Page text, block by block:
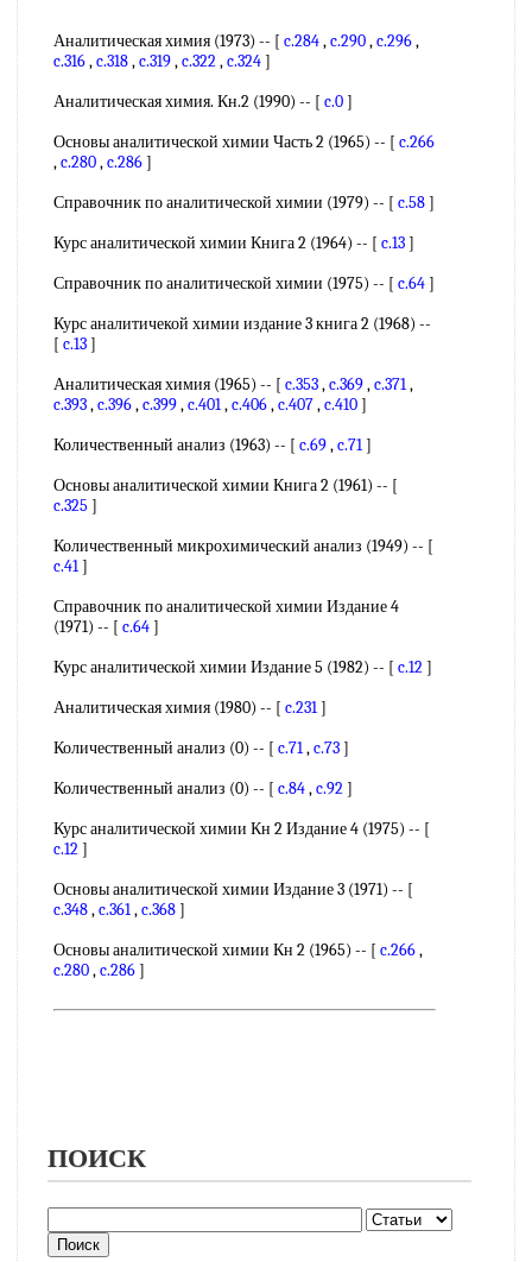
Аналитическая химия (1973) -- [ c.284,c.290,c.296,
c.316,c.318,c.319,c.322,c.324]
Аналитическая химия. Кн.2 (1990) -- [ c.0]
Основы аналитической химии Часть 2 (1965) -- [ c.266
,c.280,c.286]
Справочник по аналитической химии (1979) -- [ c.58]
Курс аналитической химии Книга 2 (1964) -- [ c.13]
Справочник по аналитической химии (1975) -- [ c.64]
Курс аналитичекой химии издание 3 книга 2 (1968) --
[ c.13]
Аналитическая химия (1965) -- [ c.353,c.369,c.371,
c.393,c.396,c.399,c.401,c.406,c.407,c.410]
Количественный анализ (1963) -- [ c.69,c.71]
Основы аналитической химии Книга 2 (1961) -- [
c.325 ]
Количественный микрохимический анализ (1949) -- [
c.41]
Справочник по аналитической химии Издание 4
(1971) -- [ c.64]
Курс аналитической химии Издание 5 (1982) -- [ c.12]
Аналитическая химия (1980) -- [ c.231]
Количественный анализ (0) -- [ c.71,c.73]
Количественный анализ (0) -- [ c.84,c.92]
Курс аналитической химии Кн 2 Издание 4 (1975) -- [
c.12]
Основы аналитической химии Издание 3 (1971) -- [
c.348,c.361,c.368]
Основы аналитической химии Кн 2 (1965) -- [ c.266,
c.280,c.286]
ПОИСК